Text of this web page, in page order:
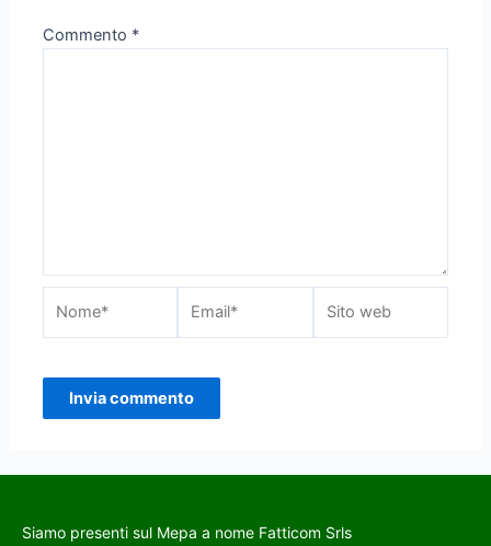
Commento *
Siamo presenti sul Mepa a nome Fatticom Srls